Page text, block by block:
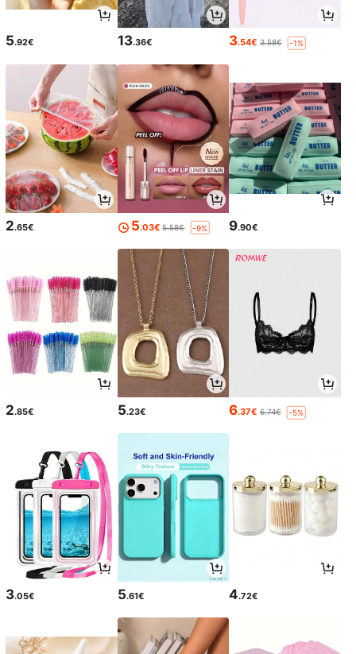
5.92€ 13.36€ 3.54€ 3.58€ -1%
2.65€ 5.03€ 5.58€ -9% 9.90€
2.85€ 5.23€ 6.37€ 6.74€ -5%
3.05€ 5.61€ 4.72€